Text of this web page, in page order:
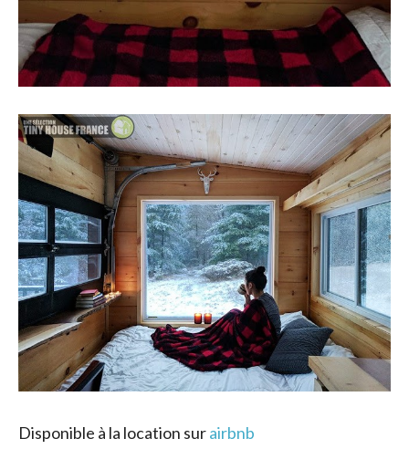
Disponible à la location surairbnb